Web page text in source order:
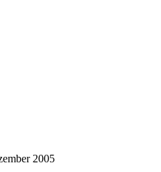
2005